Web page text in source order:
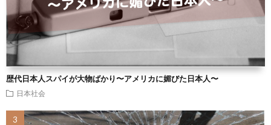
歴代日本人スパイが大物ばかり〜アメリカに媚びた日本人〜
日本社会